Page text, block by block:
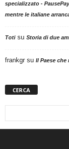
specializzato - PausePay
mentre le italiane
Totisu Storia di due
frankgr su Il Paese
CERCA